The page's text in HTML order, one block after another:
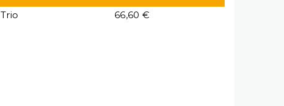
Trio 66,60 €